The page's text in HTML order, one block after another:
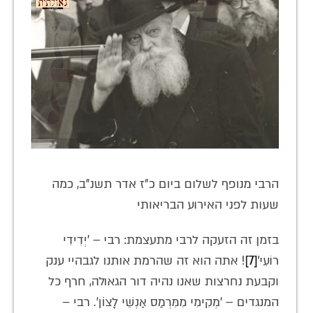
הרבי מנופף לשלום ביום כ"ז אדר תשנ"ב, כמה
שעות לפני האירוע הבריאותי
בזמן זה הזעקה לרבי מתעצמת: רבי – 'יְדִידִי
רוֹעִי'[7]
! אתה הוא זה שהרמת אותנו לגבהיי ענק
וקבעת נחרצות שאנו נהיה דור הגאולה, חרף כל
המנגדים – 'מְקִימִי מִמִּרְמַס אַנְשֵׁי לָצוֹן'. רבי –